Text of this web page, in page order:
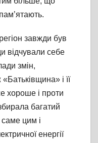
завжди був
відчували себе
змін,
і її
хороше і проти
багатий
цим і
енергії